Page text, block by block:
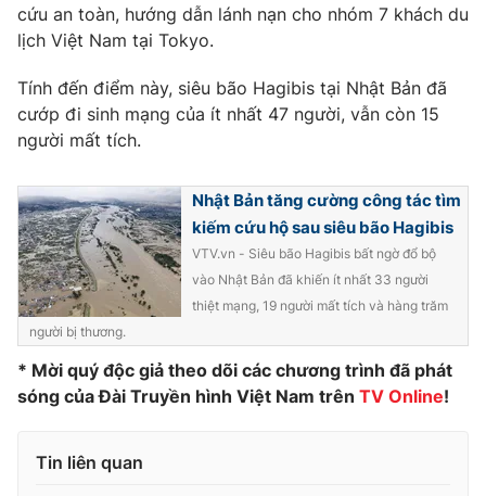
Photo
Video Shorts video
VTV Sức khoẻ Bất động sản
Thị trường 24h Tấm lòng Việt
VTV4 Vươn mình bằng AI
cứu an toàn, hướng dẫn lánh nạn cho nhóm 7 khách du
lịch Việt Nam tại Tokyo.
Tính đến điểm này, siêu bão Hagibis tại Nhật Bản đã
cướp đi sinh mạng của ít nhất 47 người, vẫn còn 15
người mất tích.
Nhật Bản tăng cường công tác tìm
kiếm cứu hộ sau siêu bão Hagibis
VTV.vn - Siêu bão Hagibis bất ngờ đổ bộ
vào Nhật Bản đã khiến ít nhất 33 người
thiệt mạng, 19 người mất tích và hàng trăm
người bị thương.
* Mời quý độc giả theo dõi các chương trình đã phát
sóng của Đài Truyền hình Việt Nam trên TV Online!
Tin liên quan